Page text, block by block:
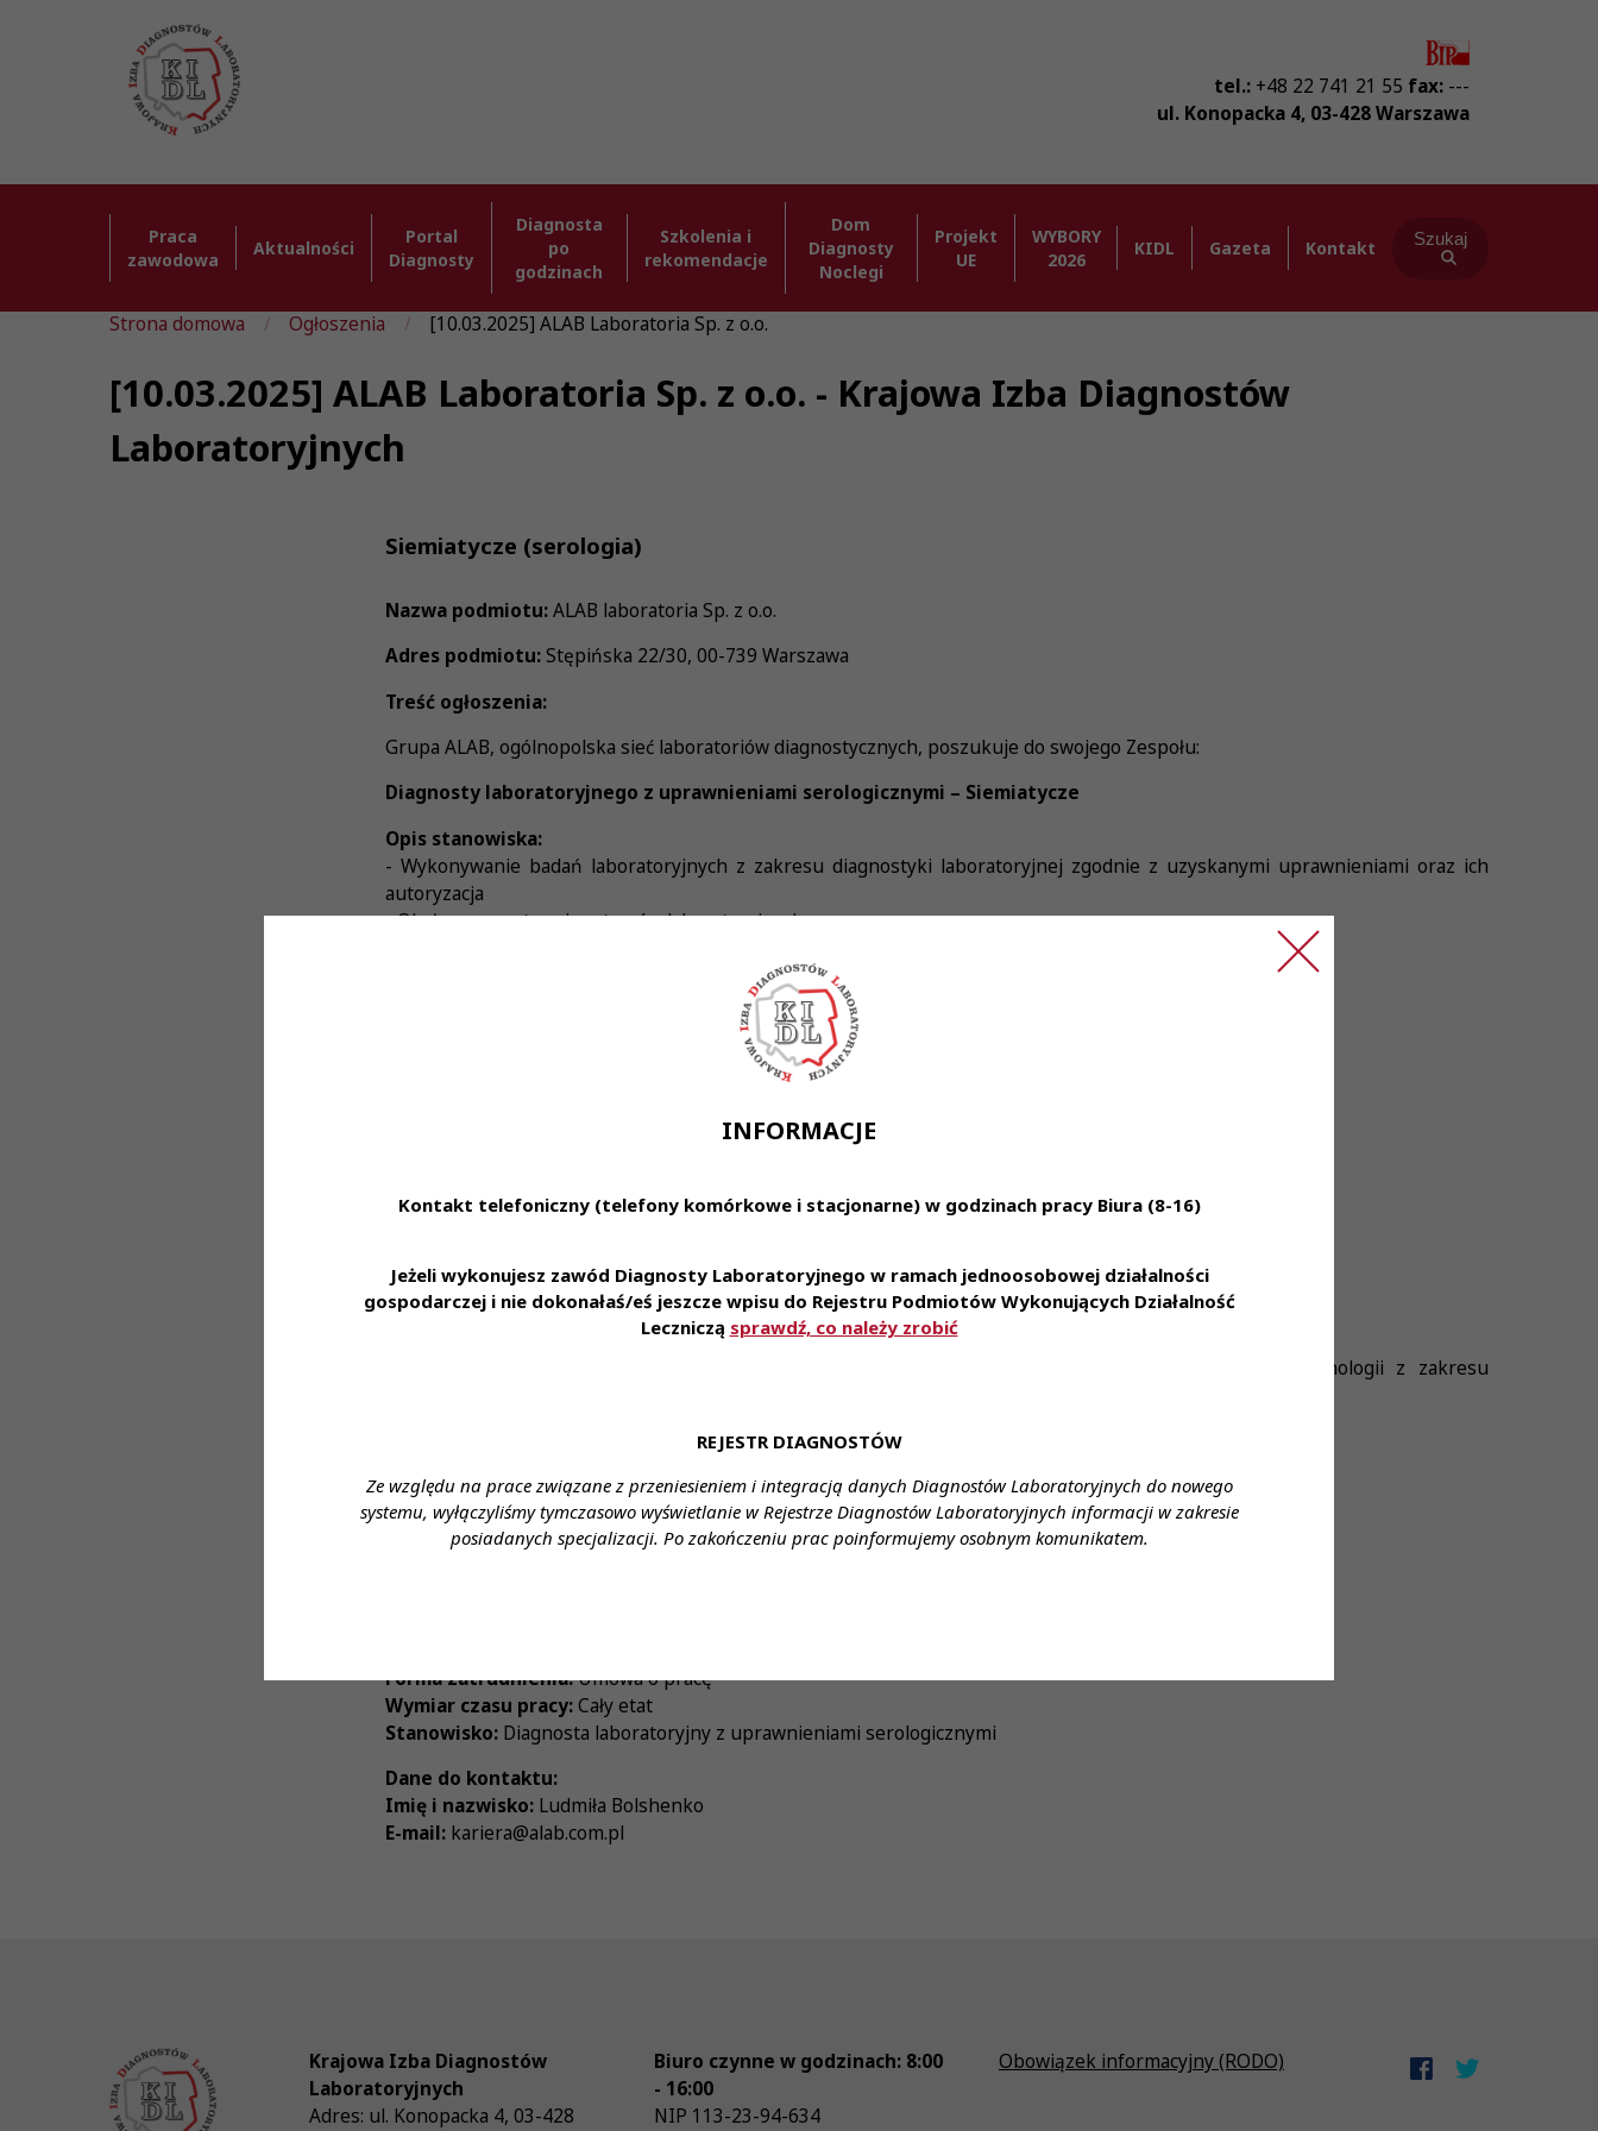
tel.: +48 22 741 21 55 fax: ---
ul. Konopacka 4, 03-428Warszawa
Praca
zawodowa
Aktualności
Portal
Diagnosty
Diagnosta
po
godzinach
Szkolenia i
rekomendacje
Dom
Diagnosty
Noclegi
Projekt
UE
WYBORY
2026
KIDL Gazeta Kontakt Szukaj
INFORMACJE
Kontakt telefoniczny (telefony komórkowe i stacjonarne) w godzinach pracy Biura (8-16)
Jeżeli wykonujesz zawód Diagnosty Laboratoryjnego w ramach jednoosobowej działalności
gospodarczej i nie dokonałaś/eś jeszcze wpisu do Rejestru Podmiotów Wykonujących Działalność
Leczniczą sprawdź, co należy zrobić
REJESTR DIAGNOSTÓW
Ze względu na prace związane z przeniesieniem i integracją danych Diagnostów Laboratoryjnych do nowego
systemu, wyłączyliśmy tymczasowo wyświetlanie w Rejestrze Diagnostów Laboratoryjnych informacji w zakresie
posiadanych specjalizacji. Po zakończeniu prac poinformujemy osobnym komunikatem.
Strona domowa Ogłoszenia [10.03.2025] ALAB Laboratoria Sp. z o.o.
[10.03.2025] ALAB Laboratoria Sp. z o.o. - Krajowa Izba Diagnostów
Laboratoryjnych
Siemiatycze (serologia)
Nazwa podmiotu:ALAB laboratoria Sp. z o.o.
Adres podmiotu:Stępińska 22/30, 00-739 Warszawa
Treść ogłoszenia:
Grupa ALAB, ogólnopolska sieć laboratoriów diagnostycznych, poszukuje do swojego Zespołu:
Diagnosty laboratoryjnego z uprawnieniami serologicznymi – Siemiatycze
Opis stanowiska:
- Wykonywanie badań laboratoryjnych z zakresu diagnostyki laboratoryjnej zgodnie z uzyskanymi uprawnieniami oraz ich
autoryzacja
- Obsługa aparatury i systemów laboratoryjnych
- Prowadzenie i nadzór nad dokumentacją laboratoryjną
- Czynne Prawo Wykonywania Zawodu Diagnosty Laboratoryjnego
- Zniżki na nasze usługi dla naszych Pracowników i ich rodzin
- Dofinansowanie do karty Multisport oraz ubezpieczenie na życie
- Możliwość korzystania z prywatnej opieki medycznej
- Pracę w nowoczesnym laboratorium pozwalającą na zapoznanie się i stosowanie najnowszej technologii z zakresu
APLIKUJ
Miejsce zatrudnienia:Siemiatycze
Forma zatrudnienia:Umowa o pracę
Wymiar czasu pracy:Cały etat
Stanowisko:Diagnosta laboratoryjny z uprawnieniami serologicznymi
Dane do kontaktu:
Imię i nazwisko:Ludmiła Bolshenko
E-mail:kariera@alab.com.pl
Krajowa Izba Diagnostów
Laboratoryjnych
Adres: ul. Konopacka 4,03-428
Biuro czynne w godzinach: 8:00
- 16:00
NIP 113-23-94-634
Obowiązek informacyjny (RODO)